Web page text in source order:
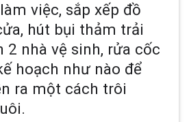
việc, sắp xếp đồ
hút bụi thảm trải
2 nhà vệ sinh, rửa cốc
hoạch như nào để
ra một cách trôi